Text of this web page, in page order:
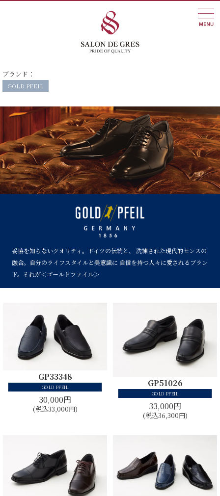
ブランド：
GOLD PFEIL
妥協を知らないクオリティ。ドイツの伝統と、
洗練された現代的センスの
融合。自分のライフスタイルと美意識に 自信を持つ人々に愛されるブラン
ド。それが＜ゴールドファイル＞
GP33348
GOLD PFEIL
30,000円
(税込33,000円)
GP51026
GOLD PFEIL
33,000円
(税込36,300円)